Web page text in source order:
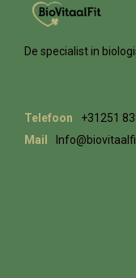
De specialist in
Telefoon
+31251
Mail